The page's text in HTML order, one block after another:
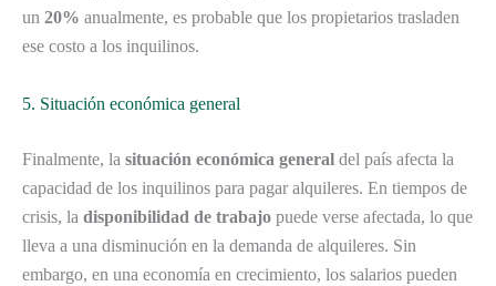
un 20% anualmente, es probable que los propietarios trasladen
ese costo a los inquilinos.
5. Situación económica general
Finalmente, la situación económica general del país afecta la
capacidad de los inquilinos para pagar alquileres. En tiempos de
crisis, la disponibilidad de trabajo puede verse afectada, lo que
lleva a una disminución en la demanda de alquileres. Sin
embargo, en una economía en crecimiento, los salarios pueden